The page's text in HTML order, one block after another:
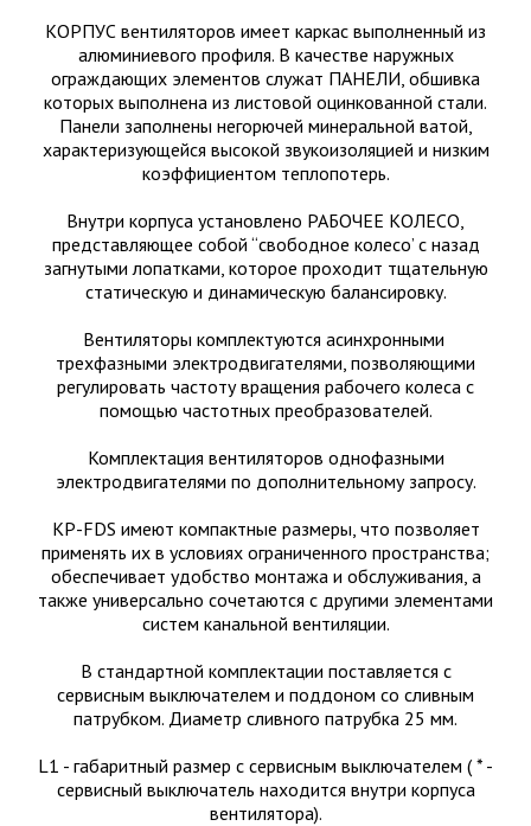
КОРПУС вентиляторов имеет каркас выполненный из
алюминиевого профиля. В качестве наружных
ограждающих элементов служат ПАНЕЛИ, обшивка
которых выполнена из листовой оцинкованной стали.
Панели заполнены негорючей минеральной ватой,
характеризующейся высокой звукоизоляцией и низким
коэффициентом теплопотерь.
Внутри корпуса установлено РАБОЧЕЕ КОЛЕСО,
представляющее собой “свободное колесо’ с назад
загнутыми лопатками, которое проходит тщательную
статическую и динамическую балансировку.
Вентиляторы комплектуются асинхронными
трехфазными электродвигателями, позволяющими
регулировать частоту вращения рабочего колеса с
помощью частотных преобразователей.
Комплектация вентиляторов однофазными
электродвигателями по дополнительному запросу.
КР-FDS имеют компактные размеры, что позволяет
применять их в условиях ограниченного пространства;
обеспечивает удобство монтажа и обслуживания, а
также универсально сочетаются с другими элементами
систем канальной вентиляции.
В стандартной комплектации поставляется с
сервисным выключателем и поддоном со сливным
патрубком. Диаметр сливного патрубка 25 мм.
L1 - габаритный размер с сервисным выключателем ( * -
сервисный выключатель находится внутри корпуса
вентилятора).